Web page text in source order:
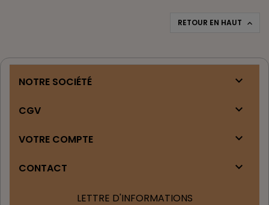
RETOUR EN HAUT 
NOTRE SOCIÉTÉ 
CGV 
VOTRE COMPTE 
CONTACT 
LETTRE D'INFORMATIONS